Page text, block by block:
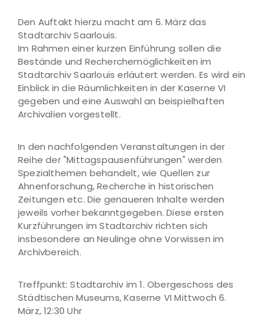
Den Auftakt hierzu macht am 6. März das
Stadtarchiv Saarlouis.
Im Rahmen einer kurzen Einführung sollen die
Bestände und Recherchemöglichkeiten im
Stadtarchiv Saarlouis erläutert werden. Es wird ein
Einblick in die Räumlichkeiten in der Kaserne VI
gegeben und eine Auswahl an beispielhaften
Archivalien vorgestellt.
In den nachfolgenden Veranstaltungen in der
Reihe der "Mittagspausenführungen" werden
Spezialthemen behandelt, wie Quellen zur
Ahnenforschung, Recherche in historischen
Zeitungen etc. Die genaueren Inhalte werden
jeweils vorher bekanntgegeben. Diese ersten
Kurzführungen im Stadtarchiv richten sich
insbesondere an Neulinge ohne Vorwissen im
Archivbereich.
Treffpunkt: Stadtarchiv im 1. Obergeschoss des
Städtischen Museums, Kaserne VI Mittwoch 6.
März, 12:30 Uhr